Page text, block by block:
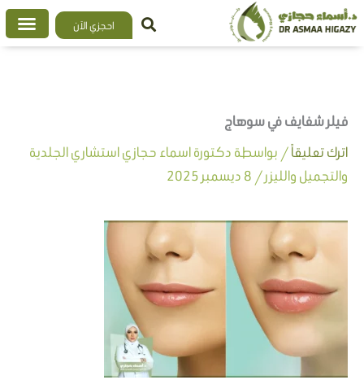
تخطي
إلى
احجزي الآن
فيلر شفايف في سوهاج
اترك تعليقاً/ بواسطة دكتورة اسماء حجازي استشاري الجلدية
والتجميل والليزر/ 8 ديسمبر 2025